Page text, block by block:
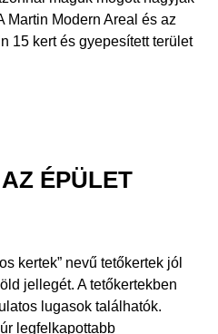
Martin Modern Areal és az
15 kert és gyepesített terület
ÉPÜLET
kertek” nevű tetőkertek jól
jellegét. A tetőkertekben
lugasok találhatók.
legfelkapottabb